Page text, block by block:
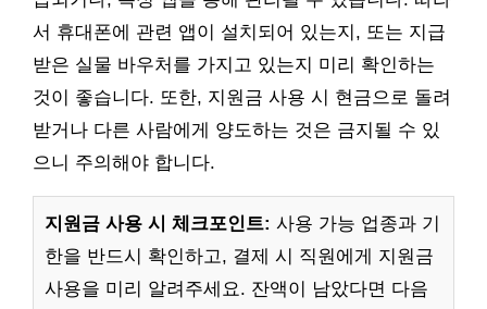
서 휴대폰에 관련 앱이 설치되어 있는지, 또는 지급
받은 실물 바우처를 가지고 있는지 미리 확인하는
것이 좋습니다. 또한, 지원금 사용 시 현금으로 돌려
받거나 다른 사람에게 양도하는 것은 금지될 수 있
으니 주의해야 합니다.
지원금 사용 시 체크포인트: 사용 가능 업종과 기
한을 반드시 확인하고, 결제 시 직원에게 지원금
사용을 미리 알려주세요. 잔액이 남았다면 다음